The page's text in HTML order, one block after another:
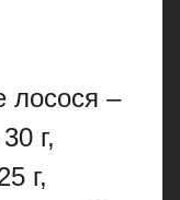
лосося –
г,
г,